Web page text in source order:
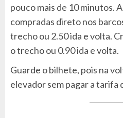
pouco mais de 10 minutos.
compradas direto nos
trecho ou 2.50 ida e volta.
o trecho ou 0.90 ida e volta.
Guarde o bilhete, pois na
elevador sem pagar a tarifa